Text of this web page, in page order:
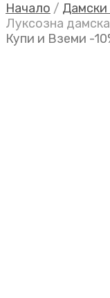
Начало / Дамски
Луксозна
Купи и Вземи -